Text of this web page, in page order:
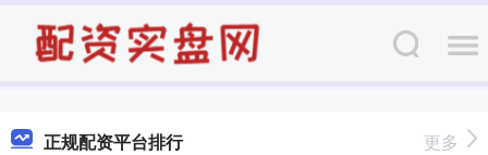
正规配资平台排行 更多